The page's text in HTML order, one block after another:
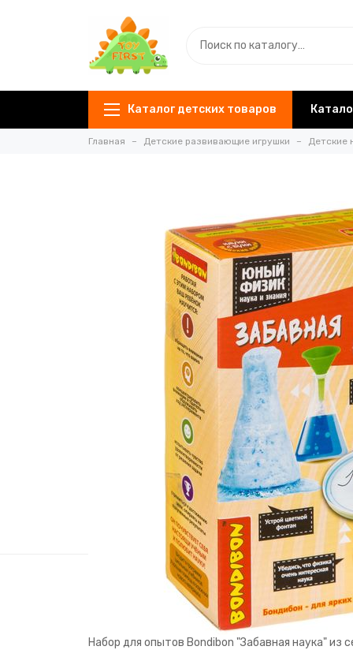
Каталог детских товаров
Главная Детские развивающие игрушки Детские
Набор для опытов Bondibon "Забавная наука"